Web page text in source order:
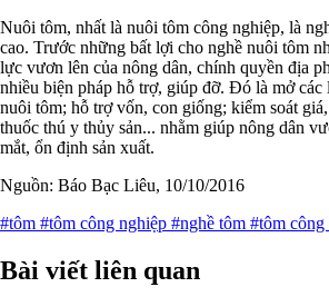
Nuôi tôm, nhất là nuôi tôm công nghiệp, là
cao. Trước những bất lợi cho nghề nuôi tôm
lực vươn lên của nông dân, chính quyền địa
nhiều biện pháp hỗ trợ, giúp đỡ. Đó là mở các
nuôi tôm; hỗ trợ vốn, con giống; kiểm soát
thuốc thú y thủy sản... nhằm giúp nông dân
mắt, ổn định sản xuất.
Nguồn: Báo Bạc Liêu, 10/10/2016
#tôm #tôm công nghiệp #nghề tôm #tôm công
Bài viết liên quan